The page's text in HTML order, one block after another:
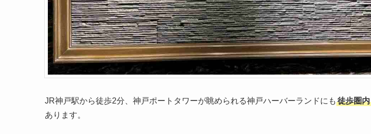
JR神戸駅から徒歩2分、神戸ポートタワーが眺められる神戸ハーバーランドにも 徒歩圏内
あります。